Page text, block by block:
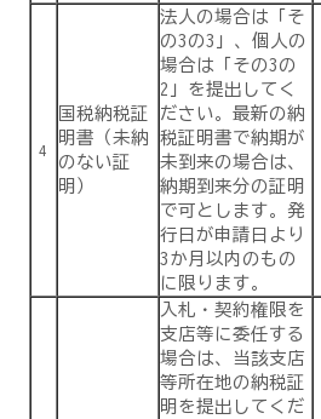
4
国税納税証
明書（未納
のない証
明）
法人の場合は「そ
の3の3」、個人の
場合は「その3の
2」を提出してく
ださい。最新の納
税証明書で納期が
未到来の場合は、
納期到来分の証明
で可とします。発
行日が申請日より
3か月以内のもの
に限ります。
入札・契約権限を
支店等に委任する
場合は、当該支店
等所在地の納税証
明を提出してくだ